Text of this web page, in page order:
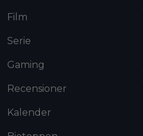
Film
Serie
Gaming
Recensioner
Kalender